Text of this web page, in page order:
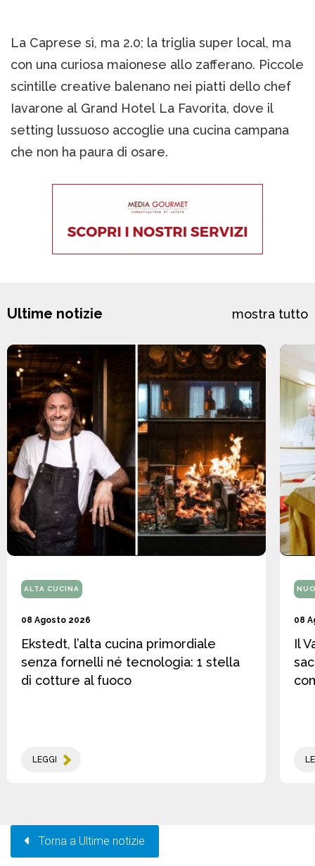
La Caprese sì, ma 2.0; la triglia super local, ma
con una curiosa maionese allo zafferano. Piccole
scintille creative balenano nei piatti dello chef
Iavarone al Grand Hotel La Favorita, dove il
setting lussuoso accoglie una cucina campana
che non ha paura di osare.
Ultime notizie mostra tutto
ALTA CUCINA
08 Agosto 2026
Ekstedt, l’alta cucina primordiale
senza fornelli né tecnologia: 1 stella
di cotture al fuoco
LEGGI
08
Il
Torna a Ultime notizie